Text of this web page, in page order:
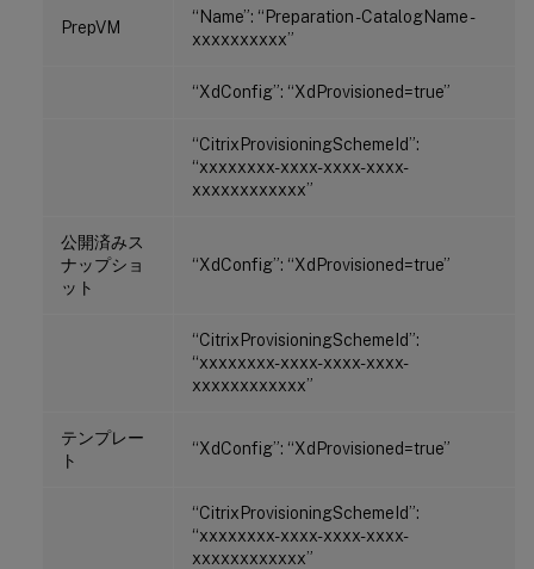
PrepVM
“Name”: “Preparation - CatalogName -
xxxxxxxxxx”
“XdConfig”: “XdProvisioned=true”
“CitrixProvisioningSchemeId”:
“xxxxxxxx-xxxx-xxxx-xxxx-
xxxxxxxxxxxx”
公開済みス
ナップショ
ット
“XdConfig”: “XdProvisioned=true”
“CitrixProvisioningSchemeId”:
“xxxxxxxx-xxxx-xxxx-xxxx-
xxxxxxxxxxxx”
テンプレー
ト
“XdConfig”: “XdProvisioned=true”
“CitrixProvisioningSchemeId”:
“xxxxxxxx-xxxx-xxxx-xxxx-
xxxxxxxxxxxx”